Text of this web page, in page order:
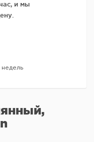
и мы